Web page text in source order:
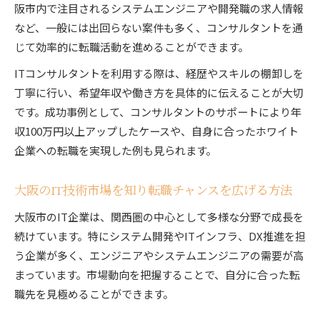
ITコンサルタントが提案するキャリア戦略の立
て方
大阪IT業界で重視されるキャリア形成術
ITコンサルタントと共に強みを活かす方法
大阪IT企業一覧から転職先を見極めるコツ
ITコンサルタントが教える差別化のポイント
ITコンサルタントが導く転職成功の秘訣とは
ITコンサルタントを活用した転職成功の道筋
大阪IT企業の特徴を活かした転職戦略
転職希望者が知るべきIT技術の最新動向
ITコンサルタントと築く信頼関係が鍵
最新ITトレンドを大阪でキャリアに活かす
ITコンサルタントが教える最新ITトレンド活用
阪市内で注目されるシステムエンジニアや開発職の求人情報
など、一般には出回らない案件も多く、コンサルタントを通
じて効率的に転職活動を進めることができます。
ITコンサルタントを利用する際は、経歴やスキルの棚卸しを
丁寧に行い、希望年収や働き方を具体的に伝えることが大切
です。成功事例として、コンサルタントのサポートにより年
収100万円以上アップしたケースや、自身に合ったホワイト
企業への転職を実現した例も見られます。
大阪のIT技術市場を知り転職チャンスを広げる方法
大阪市のIT企業は、関西圏の中心として多様な分野で成長を
続けています。特にシステム開発やITインフラ、DX推進を担
う企業が多く、エンジニアやシステムエンジニアの需要が高
まっています。市場動向を把握することで、自分に合った転
職先を見極めることができます。